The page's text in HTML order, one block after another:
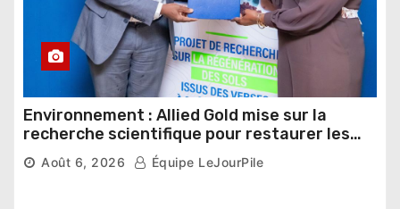
Environnement : Allied Gold mise sur la
recherche scientifique pour restaurer les
sols de ses sites miniers
Août 6, 2026 Équipe LeJourPile